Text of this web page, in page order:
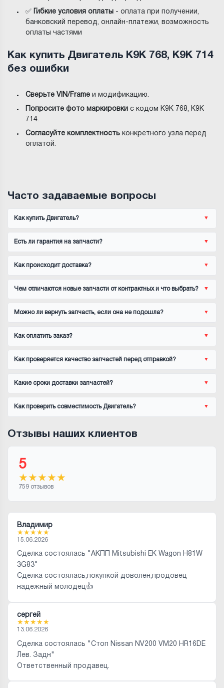
✅ Гибкие условия оплаты - оплата при получении,
банковский перевод, онлайн-платежи, возможность
оплаты частями
Как купить Двигатель K9K 768, K9K 714
без ошибки
Сверьте VIN/Frame и модификацию.
Попросите фото маркировки с кодом K9K 768, K9K
714.
Согласуйте комплектность конкретного узла перед
оплатой.
Часто задаваемые вопросы
Как купить Двигатель?
Есть ли гарантия на запчасти?
Как происходит доставка?
Чем отличаются новые запчасти от контрактных и что выбрать?
Можно ли вернуть запчасть, если она не подошла?
Как оплатить заказ?
Как проверяется качество запчастей перед отправкой?
Какие сроки доставки запчастей?
Как проверить совместимость Двигатель?
Отзывы наших клиентов
5
★★★★★
759 отзывов
Владимир
★★★★★
15.06.2026
Сделка состоялась "АКПП Mitsubishi EK Wagon H81W
3G83"
Сделка состоялась,покупкой доволен,продовец
надежный молодец👍
сергей
★★★★★
13.06.2026
Сделка состоялась "Стоп Nissan NV200 VM20 HR16DE
Лев. Задн"
Ответственный продавец.